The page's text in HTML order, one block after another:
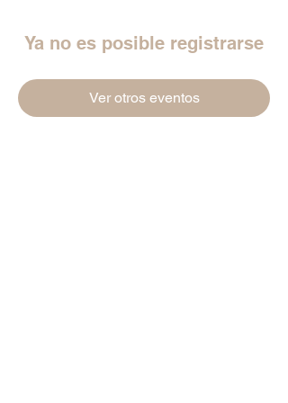
Ya no es posible registrarse
Ver otros eventos